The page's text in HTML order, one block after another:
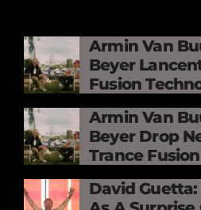
Armin Van
Beyer
Fusion
Mercy »
Armin Van
Beyer Drop
Trance Fusion
David